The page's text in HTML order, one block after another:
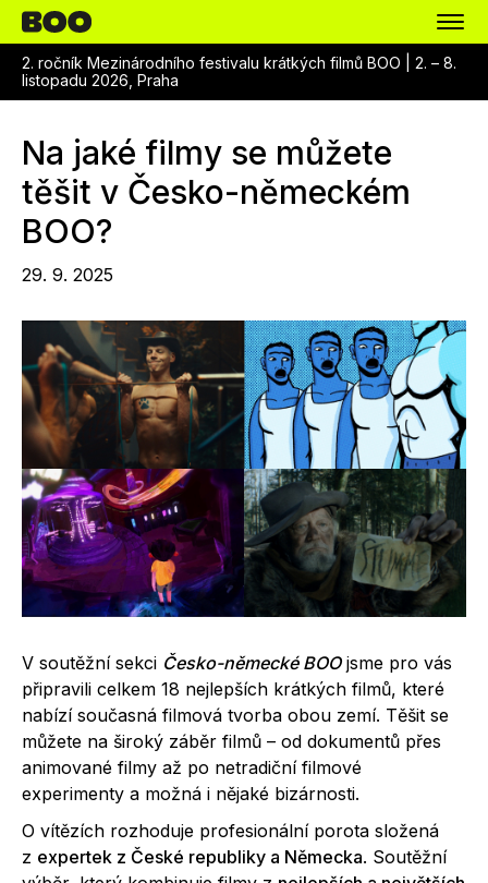
2. ročník Mezinárodního festivalu krátkých filmů BOO | 2. – 8.
listopadu 2026, Praha
Na jaké filmy se můžete
těšit v Česko-německém
BOO?
29. 9. 2025
V soutěžní sekci Česko-německé BOOjsme pro vás
připravili celkem 18 nejlepších krátkých filmů, které
nabízí současná filmová tvorba obou zemí. Těšit se
můžete na široký záběr filmů – od dokumentů přes
animované filmy až po netradiční filmové
experimenty a možná i nějaké bizárnosti.
O vítězích rozhoduje profesionální porota složená
z expertek z České republiky a Německa. Soutěžní